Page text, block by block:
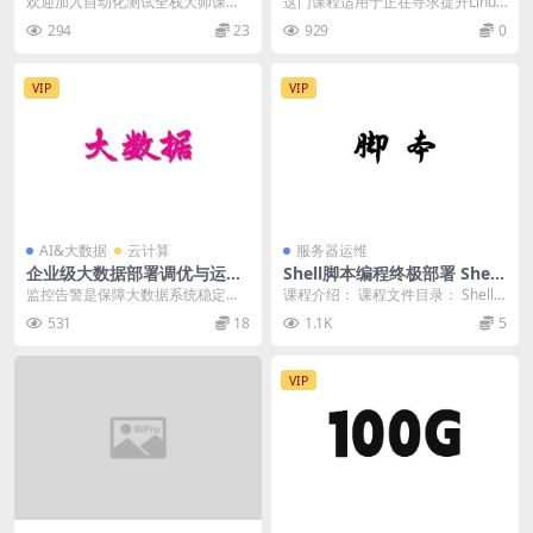
自动化+Mysql实战 打造测试
专家
程！这个课程旨在为您提供广泛的
自动化测试技能，包括P...
294 23
运维技能的初学者和有经验的IT专
业人士，以及...
929 0
VIP
AI&大数据 云计算
企业级大数据部署调优与运维
实战 画像+监控+告警+Docke
r+K8S+大数据治理深度融合
监控告警是保障大数据系统稳定性
的关键环节。通过课程的学习，我
掌握了监控与告警的实...
531 18
VIP
服务器运维
Shell脚本编程终极部署 Shell
脚本编程从入门到精通视频教
课程介绍： 课程文件目录： Shell
脚本编程终极部署 Shell脚本编程从
入门...1.1K 5
VIP